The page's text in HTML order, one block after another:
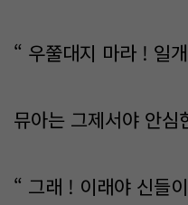
“ 우쭐대지 마라 ! 일
뮤아는 그제서야 안
“ 그래 ! 이래야 신들